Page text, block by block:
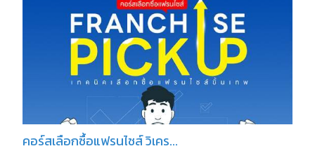
คอร์สเลือกซื้อแฟรนไชส์ วิเคร...